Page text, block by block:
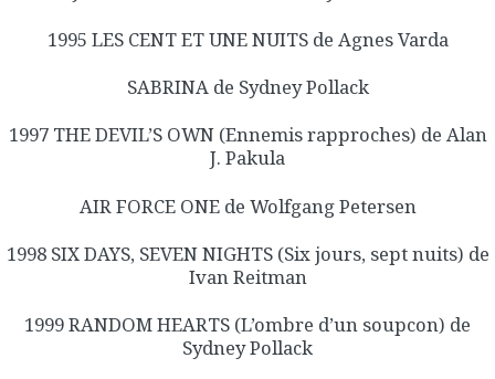
1995 LES CENT ET UNE NUITS de Agnes Varda
SABRINA de Sydney Pollack
1997 THE DEVIL’S OWN (Ennemis rapproches) de Alan
J. Pakula
AIR FORCE ONE de Wolfgang Petersen
1998 SIX DAYS, SEVEN NIGHTS (Six jours, sept nuits) de
Ivan Reitman
1999 RANDOM HEARTS (L’ombre d’un soupcon) de
Sydney Pollack